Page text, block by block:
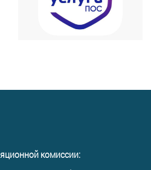
комиссии: